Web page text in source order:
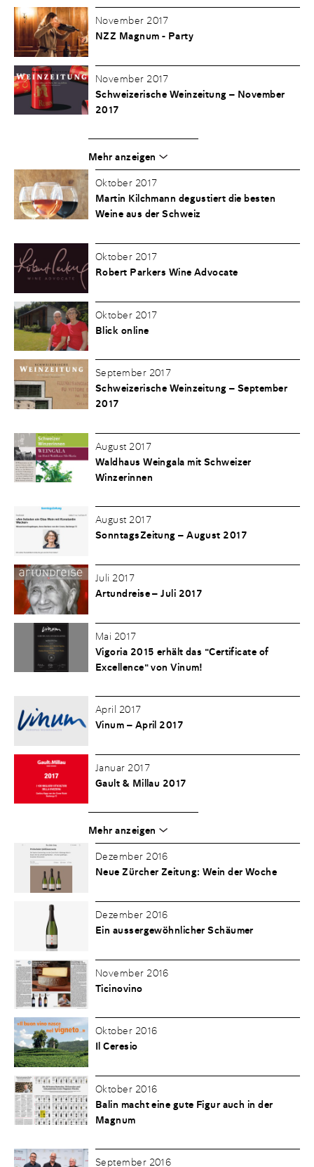
November 2017
NZZ Magnum - Party
November 2017
Schweizerische Weinzeitung – November
2017
Mehr anzeigen
Oktober 2017
Martin Kilchmann degustiert die besten
Weine aus der Schweiz
Oktober 2017
Robert Parkers Wine Advocate
Oktober 2017
Blick online
September 2017
Schweizerische Weinzeitung – September
2017
August 2017
Waldhaus Weingala mit Schweizer
Winzerinnen
August 2017
SonntagsZeitung – August 2017
Juli 2017
Artundreise – Juli 2017
Mai 2017
Vigoria 2015 erhält das "Certificate of
Excellence" von Vinum!
April 2017
Vinum – April 2017
Januar 2017
Gault & Millau 2017
Mehr anzeigen
Dezember 2016
Neue Zürcher Zeitung: Wein der Woche
Dezember 2016
Ein aussergewöhnlicher Schäumer
November 2016
Ticinovino
Oktober 2016
Il Ceresio
Oktober 2016
Balin macht eine gute Figur auch in der
Magnum
September 2016